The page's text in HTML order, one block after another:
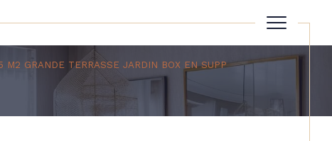
Réinitialiser les filtres
M2 GRANDE TERRASSE JARDIN BOX EN SUPP